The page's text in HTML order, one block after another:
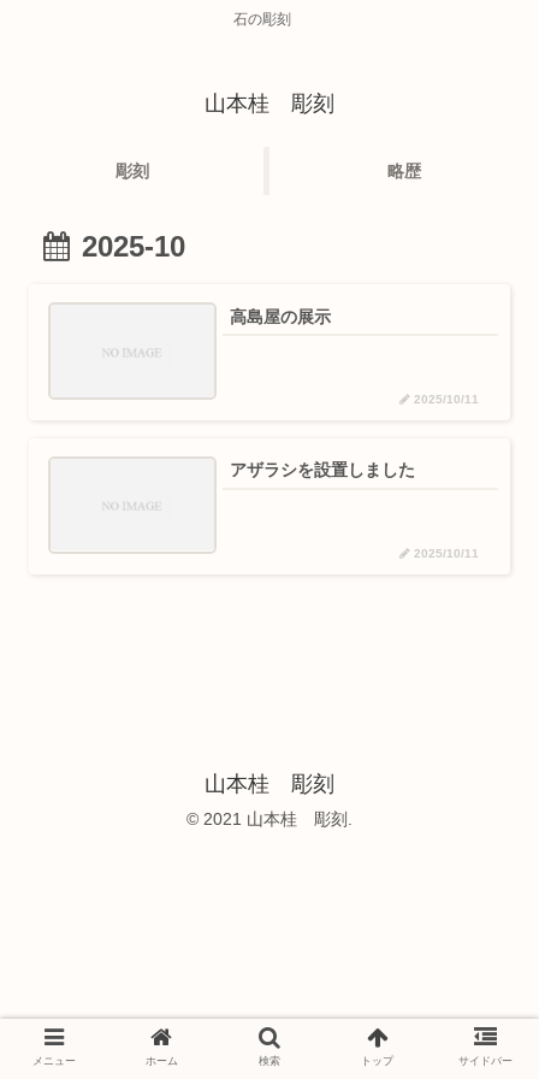
石の彫刻
山本桂 彫刻
彫刻 略歴
2025-10
高島屋の展示
2025/10/11
アザラシを設置しました
2025/10/11
山本桂 彫刻
© 2021 山本桂 彫刻.
メニュー ホーム 検索 トップ サイドバー